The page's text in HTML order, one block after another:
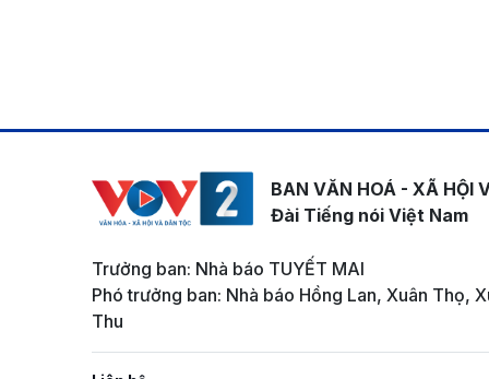
BAN VĂN HOÁ - XÃ HỘI
Đài Tiếng nói Việt Nam
Trưởng ban: Nhà báo TUYẾT MAI
Phó trưởng ban: Nhà báo Hồng Lan, Xuân Thọ,
Thu